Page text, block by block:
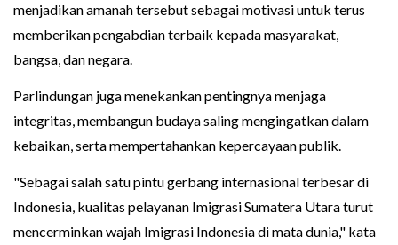
menjadikan amanah tersebut sebagai motivasi untuk terus
memberikan pengabdian terbaik kepada masyarakat,
bangsa, dan negara.
Parlindungan juga menekankan pentingnya menjaga
integritas, membangun budaya saling mengingatkan dalam
kebaikan, serta mempertahankan kepercayaan publik.
"Sebagai salah satu pintu gerbang internasional terbesar di
Indonesia, kualitas pelayanan Imigrasi Sumatera Utara turut
mencerminkan wajah Imigrasi Indonesia di mata dunia," kata